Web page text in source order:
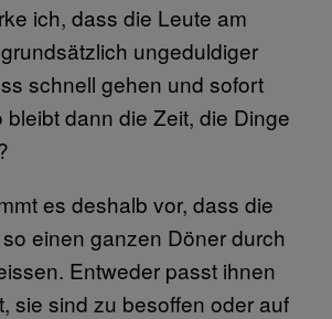
ich, dass die Leute am
ungeduldiger
schnell gehen und sofort
bleibt dann die Zeit, die Dinge
es deshalb vor, dass die
einen ganzen Döner durch
Entweder passt ihnen
sie sind zu besoffen oder auf